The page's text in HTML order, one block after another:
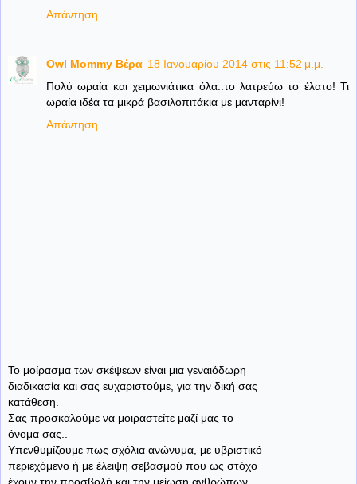
Απάντηση
Owl Mommy Βέρα 18 Ιανουαρίου 2014 στις 11:52 μ.μ.
Πολύ ωραία και χειμωνιάτικα όλα..το λατρεύω το έλατο! Τι
ωραία ιδέα τα μικρά βασιλοπιτάκια με μανταρίνι!
Απάντηση
Το μοίρασμα των σκέψεων είναι μια γεναιόδωρη
διαδικασία και σας ευχαριστούμε, για την δική σας
κατάθεση.
Σας προσκαλούμε να μοιραστείτε μαζί μας το
όνομα σας..
Υπενθυμίζουμε πως σχόλια ανώνυμα, με υβριστικό
περιεχόμενο ή με έλειψη σεβασμού που ως στόχο